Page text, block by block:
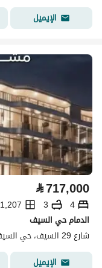
الإيميل
⃁717,000
4
3
1,207 م2
الدمام حي السيف
شارع 29 السيف، حي السيف، الدمام
الإيميل